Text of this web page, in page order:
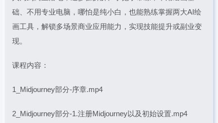
础、不用专业电脑，哪怕是纯小白，也能熟练掌握两大AI绘
画工具，解锁多场景商业应用能力，实现技能提升或副业变
现。
课程内容：
1_Midjourney部分-序章.mp4
2_Midjourney部分-1.注册Midjourney以及初始设置.mp4